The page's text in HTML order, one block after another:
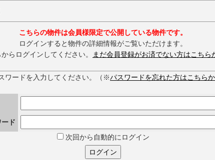
こちらの物件は会員様限定で公開している物件です。
ログインすると物件の詳細情報がご覧いただけます。
らログインしてください。
まだ会員登録がお済でない方はこちら
ワードを入力してください。（※パスワードを忘れた方はこちら
ド
次回から自動的にログイン
ログイン